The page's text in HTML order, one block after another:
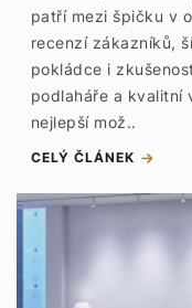
patří mezi špičku v
recenzí zákazníků,
pokládce i
podlaháře a kvalitní
nejlepší mož..
CELÝ ČLÁNEK